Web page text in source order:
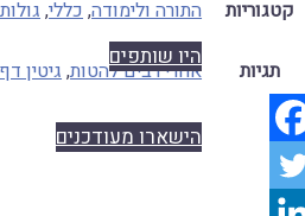
היו שותפים
הישארו מעודכנים
קטגוריות התורה ולימודה,כללי,
תגיות אחרי רבים להטות,גיטין